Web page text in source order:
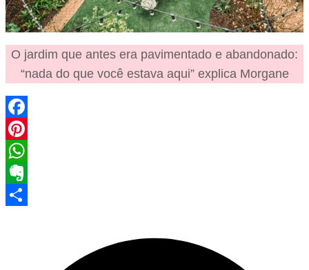
O jardim que antes era pavimentado e abandonado:
“nada do que você estava aqui” explica Morgane
Facebook
Pinterest
WhatsApp
Evernote